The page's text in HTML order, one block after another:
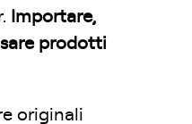
Importare,
prodotti
originali